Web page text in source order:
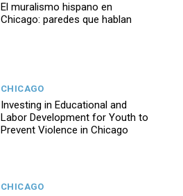
El muralismo hispano en
Chicago: paredes que hablan
CHICAGO
Investing in Educational and
Labor Development for Youth to
Prevent Violence in Chicago
CHICAGO